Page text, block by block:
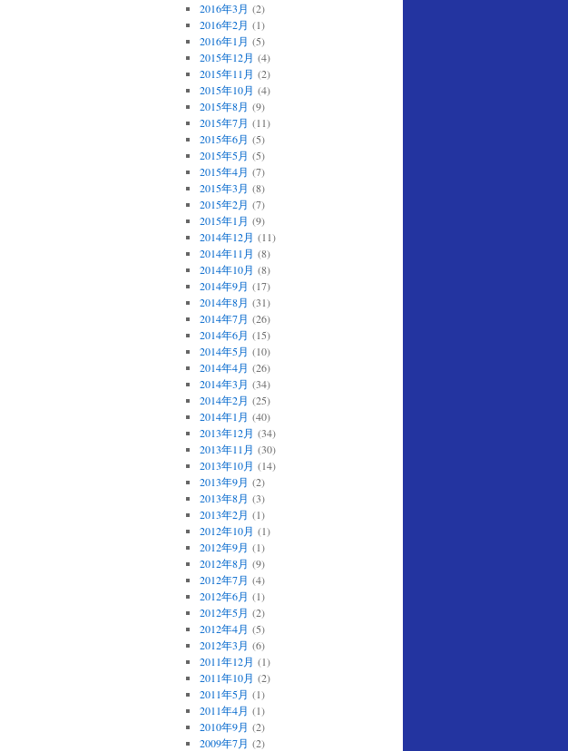
2016年3月 (2)
2016年2月 (1)
2016年1月 (5)
2015年12月 (4)
2015年11月 (2)
2015年10月 (4)
2015年8月 (9)
2015年7月 (11)
2015年6月 (5)
2015年5月 (5)
2015年4月 (7)
2015年3月 (8)
2015年2月 (7)
2015年1月 (9)
2014年12月 (11)
2014年11月 (8)
2014年10月 (8)
2014年9月 (17)
2014年8月 (31)
2014年7月 (26)
2014年6月 (15)
2014年5月 (10)
2014年4月 (26)
2014年3月 (34)
2014年2月 (25)
2014年1月 (40)
2013年12月 (34)
2013年11月 (30)
2013年10月 (14)
2013年9月 (2)
2013年8月 (3)
2013年2月 (1)
2012年10月 (1)
2012年9月 (1)
2012年8月 (9)
2012年7月 (4)
2012年6月 (1)
2012年5月 (2)
2012年4月 (5)
2012年3月 (6)
2011年12月 (1)
2011年10月 (2)
2011年5月 (1)
2011年4月 (1)
2010年9月 (2)
2009年7月 (2)